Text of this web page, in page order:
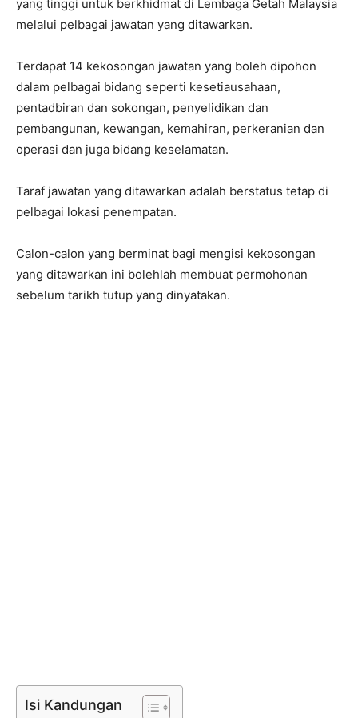
yang tinggi untuk berkhidmat di Lembaga Getah Malaysia
melalui pelbagai jawatan yang ditawarkan.
Terdapat 14 kekosongan jawatan yang boleh dipohon
dalam pelbagai bidang seperti kesetiausahaan,
pentadbiran dan sokongan, penyelidikan dan
pembangunan, kewangan, kemahiran, perkeranian dan
operasi dan juga bidang keselamatan.
Taraf jawatan yang ditawarkan adalah berstatus tetap di
pelbagai lokasi penempatan.
Calon-calon yang berminat bagi mengisi kekosongan
yang ditawarkan ini bolehlah membuat permohonan
sebelum tarikh tutup yang dinyatakan.
Isi Kandungan